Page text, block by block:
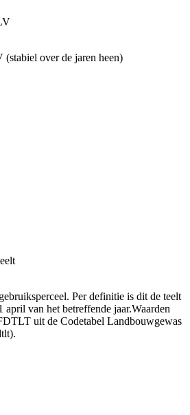
over de jaren heen)
Per definitie is dit de teelt
april van het betreffende jaar.Waarden
uit de Codetabel Landbouwgewas